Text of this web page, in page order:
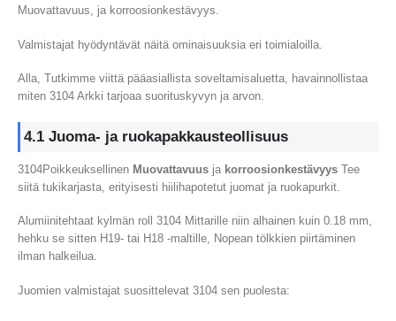
Muovattavuus, ja korroosionkestävyys.
Valmistajat hyödyntävät näitä ominaisuuksia eri toimialoilla.
Alla, Tutkimme viittä pääasiallista soveltamisaluetta, havainnollistaa
miten 3104 Arkki tarjoaa suorituskyvyn ja arvon.
4.1 Juoma- ja ruokapakkausteollisuus
3104Poikkeuksellinen Muovattavuus ja korroosionkestävyys Tee
siitä tukikarjasta, erityisesti hiilihapotetut juomat ja ruokapurkit.
Alumiinitehtaat kylmän roll 3104 Mittarille niin alhainen kuin 0.18 mm,
hehku se sitten H19- tai H18 -maltille, Nopean tölkkien piirtäminen
ilman halkeilua.
Juomien valmistajat suosittelevat 3104 sen puolesta: